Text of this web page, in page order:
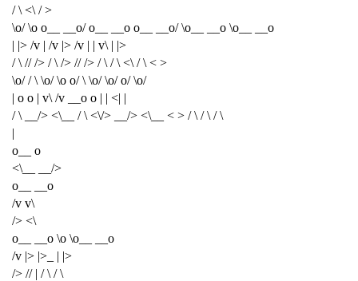
/ \ <\ / >
\o/ \o o__ __o/ o__ __o o__ __o/ \o__ __o \o__ __o
| |> /v | /v |> /v | | v\ | |>
/ \ // /> / \ /> // /> / \ / \ <\ / \ < >
\o/ / \ \o/ \o o/ \ \o/ \o/ o/ \o/
| o o | v\ /v __o o | | <| |
/ \ __/> <\__ / \ <\/> __/> <\__ < > / \ / \ / \
|
o__ o
<\__ __/>
o__ __o
/v v\
/> <\
o__ __o \o \o__ __o
/v |> |>_ | |>
/> // | / \ / \